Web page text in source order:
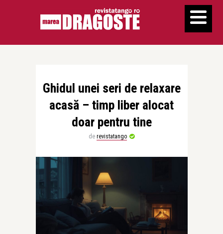
Ghidul unei seri de relaxare
acasă – timp liber alocat
doar pentru tine
de revistatango